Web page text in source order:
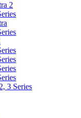
2
3 Series